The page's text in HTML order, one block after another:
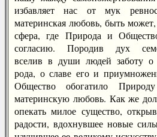
избавляет нас от мук
материнская любовь, быть
сфера, где Природа и
согласию. Породив дух
вселив в души людей заботу о
рода, о славе его и
Общество обогатило
материнскую любовь. Как же
опекать милое существо,
радости, вдохнувшее новые